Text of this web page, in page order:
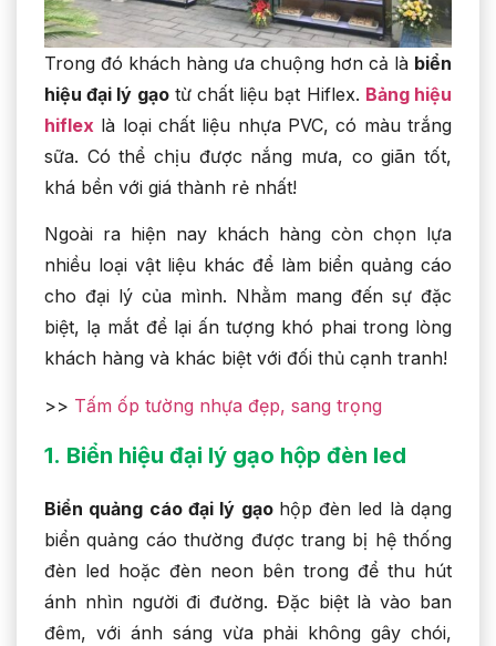
Trong đó khách hàng ưa chuộng hơn cả là biển
hiệu đại lý gạotừ chất liệu bạt Hiflex. Bảng hiệu
hiflex là loại chất liệu nhựa PVC, có màu trắng
sữa. Có thể chịu được nắng mưa, co giãn tốt,
khá bền với giá thành rẻ nhất!
Ngoài ra hiện nay khách hàng còn chọn lựa
nhiều loại vật liệu khác để làm biển quảng cáo
cho đại lý của mình. Nhằm mang đến sự đặc
biệt, lạ mắt để lại ấn tượng khó phai trong lòng
khách hàng và khác biệt với đối thủ cạnh tranh!
>> Tấm ốp tường nhựa đẹp, sang trọng
1. Biển hiệu đại lý gạo hộp đèn led
Biển quảng cáo đại lý gạo hộp đèn led là dạng
biển quảng cáo thường được trang bị hệ thống
đèn led hoặc đèn neon bên trong để thu hút
ánh nhìn người đi đường. Đặc biệt là vào ban
đêm, với ánh sáng vừa phải không gây chói,